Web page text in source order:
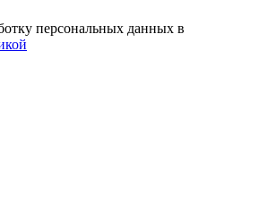
персональных данных в